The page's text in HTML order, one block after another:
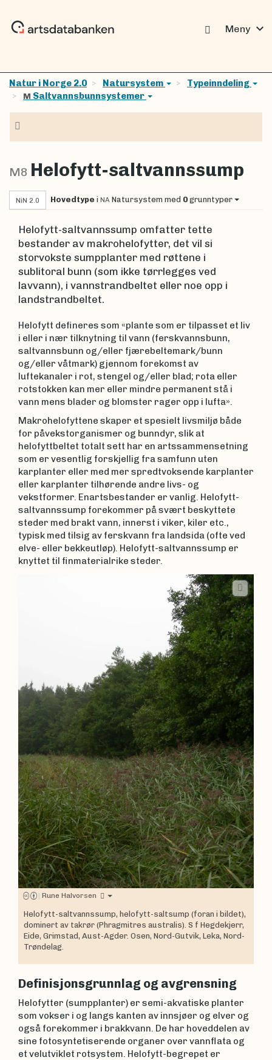
Meny expand_more
Natur i Norge 2.0 Natursystem Typeinndeling
M Saltvannsbunnsystemer
M8 Helofytt-saltvannssump
NiN 2.0 Hovedtype i NA Natursystem med 0 grunntyper
Helofytt-saltvannssump omfatter tette
bestander av makrohelofytter, det vil si
storvokste sumpplanter med røttene i
sublitoral bunn (som ikke tørrlegges ved
lavvann), i vannstrandbeltet eller noe opp i
landstrandbeltet.
Helofytt defineres som «plante som er tilpasset et liv
i eller i nær tilknytning til vann (ferskvannsbunn,
saltvannsbunn og/eller fjærebeltemark/bunn
og/eller våtmark) gjennom forekomst av
luftekanaler i rot, stengel og/eller blad; rota eller
rotstokken kan mer eller mindre permanent stå i
vann mens blader og blomster rager opp i lufta».
Makrohelofyttene skaper et spesielt livsmiljø både
for påvekstorganismer og bunndyr, slik at
helofyttbeltet totalt sett har en artssammensetning
som er vesentlig forskjellig fra samfunn uten
karplanter eller med mer spredtvoksende karplanter
eller karplanter tilhørende andre livs- og
vekstformer. Enartsbestander er vanlig. Helofytt-
saltvannssump forekommer på svært beskyttete
steder med brakt vann, innerst i viker, kiler etc.,
typisk med tilsig av ferskvann fra landsida (ofte ved
elve- eller bekkeutløp). Helofytt-saltvannssump er
knyttet til finmaterialrike steder.
| Rune Halvorsen
Helofytt-saltvannssump, helofytt-saltsump (foran i bildet),
dominert av takrør (Phragmitres australis). S f Hegdekjerr,
Eide, Grimstad, Aust-Agder. Osen, Nord-Gutvik, Leka, Nord-
Trøndelag.
Definisjonsgrunnlag og avgrensning
Helofytter (sumpplanter) er semi-akvatiske planter
som vokser i og langs kanten av innsjøer og elver og
også forekommer i brakkvann. De har hoveddelen av
sine fotosyntetiserende organer over vannflata og
et velutviklet rotsystem. Helofytt-begrepet er